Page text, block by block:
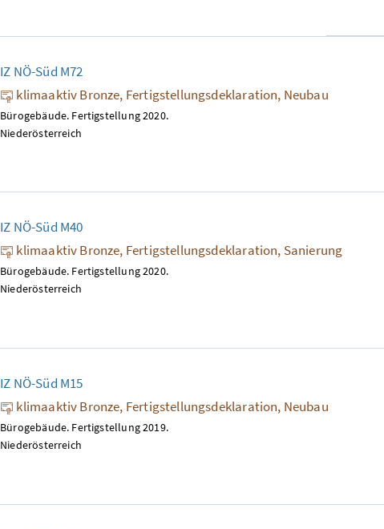
IZ NÖ-Süd M72
klimaaktiv Bronze, Fertigstellungsdeklaration, Neubau
Bürogebäude. Fertigstellung 2020.
Niederösterreich
IZ NÖ-Süd M40
klimaaktiv Bronze, Fertigstellungsdeklaration, Sanierung
Bürogebäude. Fertigstellung 2020.
Niederösterreich
IZ NÖ-Süd M15
klimaaktiv Bronze, Fertigstellungsdeklaration, Neubau
Bürogebäude. Fertigstellung 2019.
Niederösterreich